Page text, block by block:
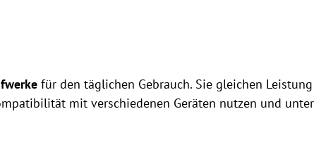
für den täglichen Gebrauch. Sie gleichen
mit verschiedenen Geräten nutzen und